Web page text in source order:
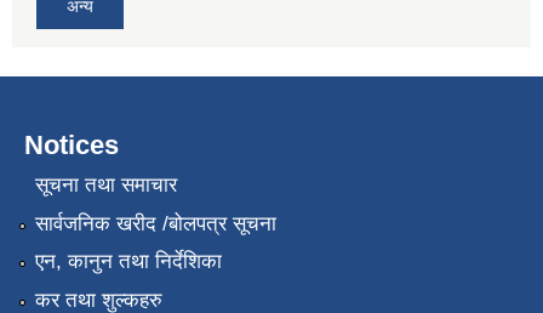
अन्य
Notices
सूचना तथा समाचार
सार्वजनिक खरीद /बोलपत्र सूचना
एन, कानुन तथा निर्देशिका
कर तथा शुल्कहरु